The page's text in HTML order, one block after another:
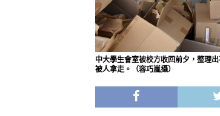
中大學生會室被校方收回前夕，整理
被人拿走。（容巧嵐攝）